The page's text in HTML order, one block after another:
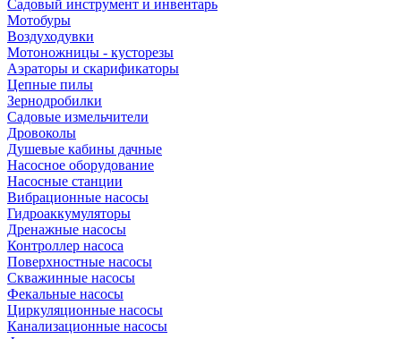
Садовый инструмент и инвентарь
Мотобуры
Воздуходувки
Мотоножницы - кусторезы
Аэраторы и скарификаторы
Цепные пилы
Зернодробилки
Садовые измельчители
Дровоколы
Душевые кабины дачные
Насосное оборудование
Насосные станции
Вибрационные насосы
Гидроаккумуляторы
Дренажные насосы
Контроллер насоса
Поверхностные насосы
Скважинные насосы
Фекальные насосы
Циркуляционные насосы
Канализационные насосы